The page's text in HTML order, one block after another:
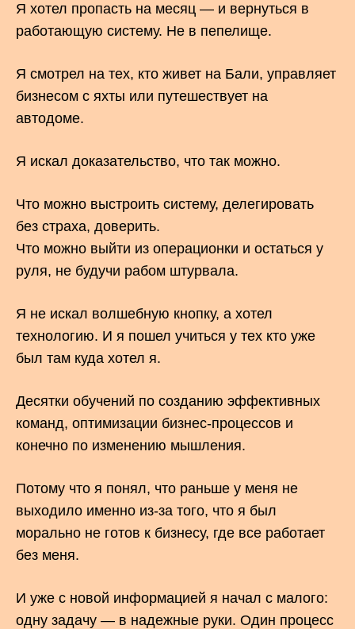
Я хотел пропасть на месяц — и вернуться в
работающую систему. Не в пепелище.
Я смотрел на тех, кто живет на Бали, управляет
бизнесом с яхты или путешествует на
автодоме.
Я искал доказательство, что так можно.
Что можно выстроить систему, делегировать
без страха, доверить.
Что можно выйти из операционки и остаться у
руля, не будучи рабом штурвала.
Я не искал волшебную кнопку, а хотел
технологию. И я пошел учиться у тех кто уже
был там куда хотел я.
Десятки обучений по созданию эффективных
команд, оптимизации бизнес-процессов и
конечно по изменению мышления.
Потому что я понял, что раньше у меня не
выходило именно из-за того, что я был
морально не готов к бизнесу, где все работает
без меня.
И уже с новой информацией я начал с малого:
одну задачу — в надежные руки. Один процесс